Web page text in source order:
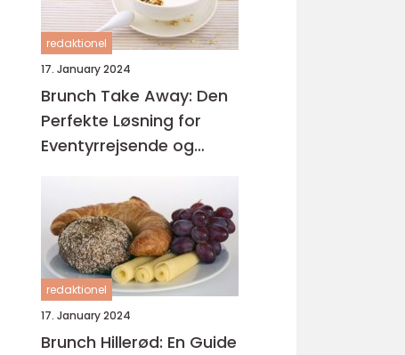
redaktionel
17. January 2024
Brunch Take Away: Den
Perfekte Løsning for
Eventyrrejsende og
redaktionel
17. January 2024
Brunch Hillerød: En Guide